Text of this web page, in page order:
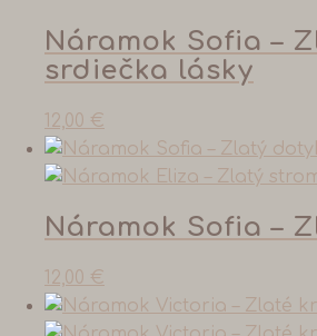
Náramok Sofia –
srdiečka lásky
12,00 €
Náramok Sofia –
12,00 €